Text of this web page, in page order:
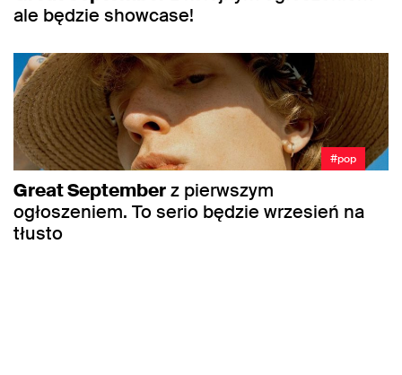
ale będzie showcase!
#pop
Great Septemberz pierwszym
ogłoszeniem. To serio będzie wrzesień na
tłusto